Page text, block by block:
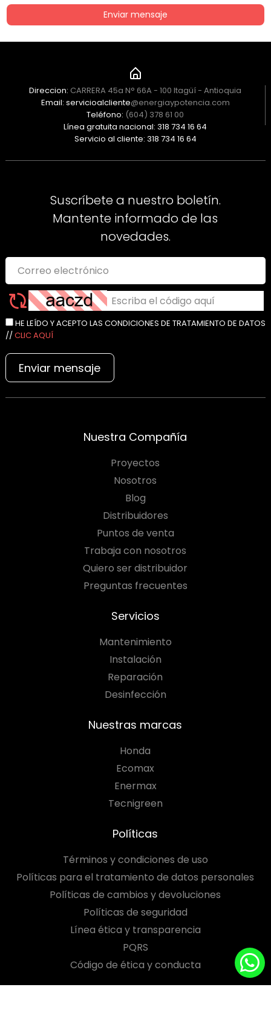
Enviar mensaje
Direccion: CARRERA 45a N° 66A - 100 Itagüí - Antioquia
Email: servicioalcliente@energiaypotencia.com
Teléfono: (604) 378 61 00
Línea gratuita nacional: 318 734 16 64
Servicio al cliente: 318 734 16 64
Suscríbete a nuestro boletín.
Mantente informado de las
novedades.
HE LEÍDO Y ACEPTO LAS CONDICIONES DE TRATAMIENTO DE DATOS
//CLIC AQUÍ
Enviar mensaje
Nuestra Compañía
Proyectos
Nosotros
Blog
Distribuidores
Puntos de venta
Trabaja con nosotros
Quiero ser distribuidor
Preguntas frecuentes
Servicios
Mantenimiento
Instalación
Reparación
Desinfección
Nuestras marcas
Honda
Ecomax
Enermax
Tecnigreen
Políticas
Términos y condiciones de uso
Políticas para el tratamiento de datos personales
Políticas de cambios y devoluciones
Políticas de seguridad
Línea ética y transparencia
PQRS
Código de ética y conducta